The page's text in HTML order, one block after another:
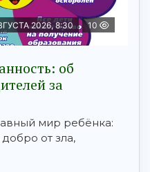
2026, 8:30 10
об
за
мир ребёнка:
добро от зла,